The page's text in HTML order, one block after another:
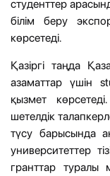
студенттер
білім беру
көрсетеді.
Қазіргі таңда
азаматтар үшін
қызмет
шетелдік
түсу барысында
университеттер
гранттар туралы